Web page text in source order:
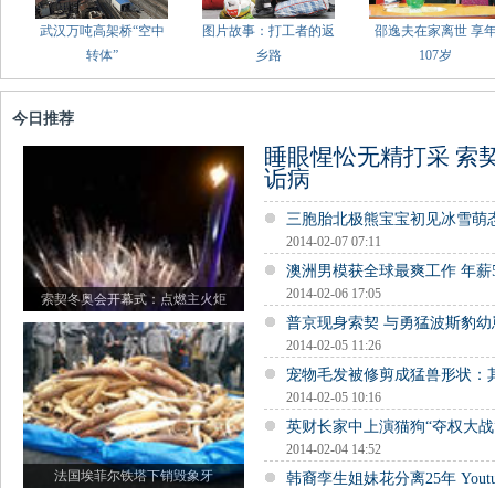
武汉万吨高架桥“空中
转体”
图片故事：打工者的返
乡路
邵逸夫在家离世 享
107岁
今日推荐
索契冬奥会开幕式：点燃主火炬
法国埃菲尔铁塔下销毁象牙
睡眼惺忪无精打采 索
诟病
三胞胎北极熊宝宝初见冰雪萌
2014-02-07 07:11
澳洲男模获全球最爽工作 年
2014-02-06 17:05
普京现身索契 与勇猛波斯豹
2014-02-05 11:26
宠物毛发被修剪成猛兽形状：
2014-02-05 10:16
英财长家中上演猫狗“夺权大
2014-02-04 14:52
韩裔孪生姐妹花分离25年